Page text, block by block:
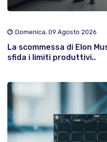
Domenica, 09 Agosto 2026
La scommessa di Elon
sfida i limiti produttivi..